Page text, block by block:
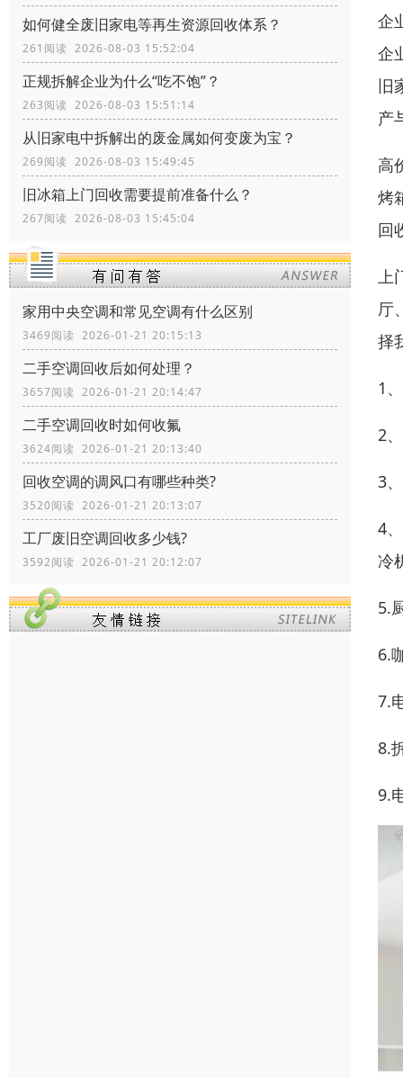
如何健全废旧家电等再生资源回收体系？
261阅读 2026-08-03 15:52:04
正规拆解企业为什么“吃不饱”？
263阅读 2026-08-03 15:51:14
从旧家电中拆解出的废金属如何变废为宝？
269阅读 2026-08-03 15:49:45
旧冰箱上门回收需要提前准备什么？
267阅读 2026-08-03 15:45:04
家用中央空调和常见空调有什么区别
3469阅读 2026-01-21 20:15:13
二手空调回收后如何处理？
3657阅读 2026-01-21 20:14:47
二手空调回收时如何收氟
3624阅读 2026-01-21 20:13:40
回收空调的调风口有哪些种类?
3520阅读 2026-01-21 20:13:07
工厂废旧空调回收多少钱?
3592阅读 2026-01-21 20:12:07
企
企
旧
产
高
烤
回
上
厅
择
1
2
3
4
冷
5.
6.
7.
8.
9.